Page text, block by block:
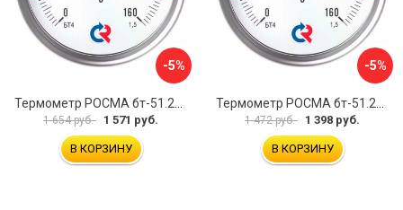
-5%
1 654 руб. 1 571 руб.
В КОРЗИНУ
-5%
1 472 руб. 1 398 руб.
В КОРЗИНУ